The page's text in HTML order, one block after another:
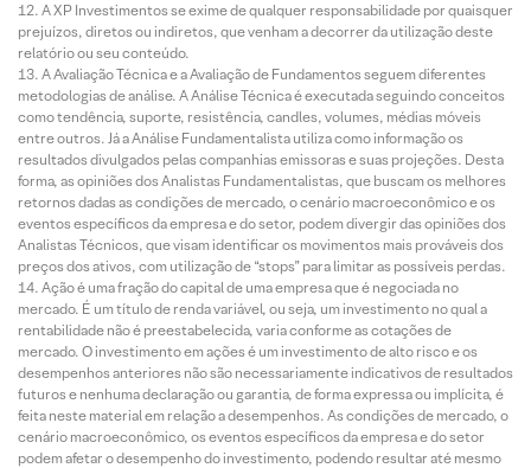
A XP Investimentos se exime de qualquer responsabilidade por quaisquer
prejuízos, diretos ou indiretos, que venham a decorrer da utilização deste
relatório ou seu conteúdo.
A Avaliação Técnica e a Avaliação de Fundamentos seguem diferentes
metodologias de análise. A Análise Técnica é executada seguindo conceitos
como tendência, suporte, resistência, candles, volumes, médias móveis
entre outros. Já a Análise Fundamentalista utiliza como informação os
resultados divulgados pelas companhias emissoras e suas projeções. Desta
forma, as opiniões dos Analistas Fundamentalistas, que buscam os melhores
retornos dadas as condições de mercado, o cenário macroeconômico e os
eventos específicos da empresa e do setor, podem divergir das opiniões dos
Analistas Técnicos, que visam identificar os movimentos mais prováveis dos
preços dos ativos, com utilização de “stops” para limitar as possíveis perdas.
Ação é uma fração do capital de uma empresa que é negociada no
mercado. É um título de renda variável, ou seja, um investimento no qual a
rentabilidade não é preestabelecida, varia conforme as cotações de
mercado. O investimento em ações é um investimento de alto risco e os
desempenhos anteriores não são necessariamente indicativos de resultados
futuros e nenhuma declaração ou garantia, de forma expressa ou implícita, é
feita neste material em relação a desempenhos. As condições de mercado, o
cenário macroeconômico, os eventos específicos da empresa e do setor
podem afetar o desempenho do investimento, podendo resultar até mesmo